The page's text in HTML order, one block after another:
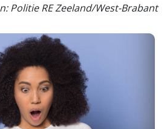
Politie RE Zeeland/West-Brabant